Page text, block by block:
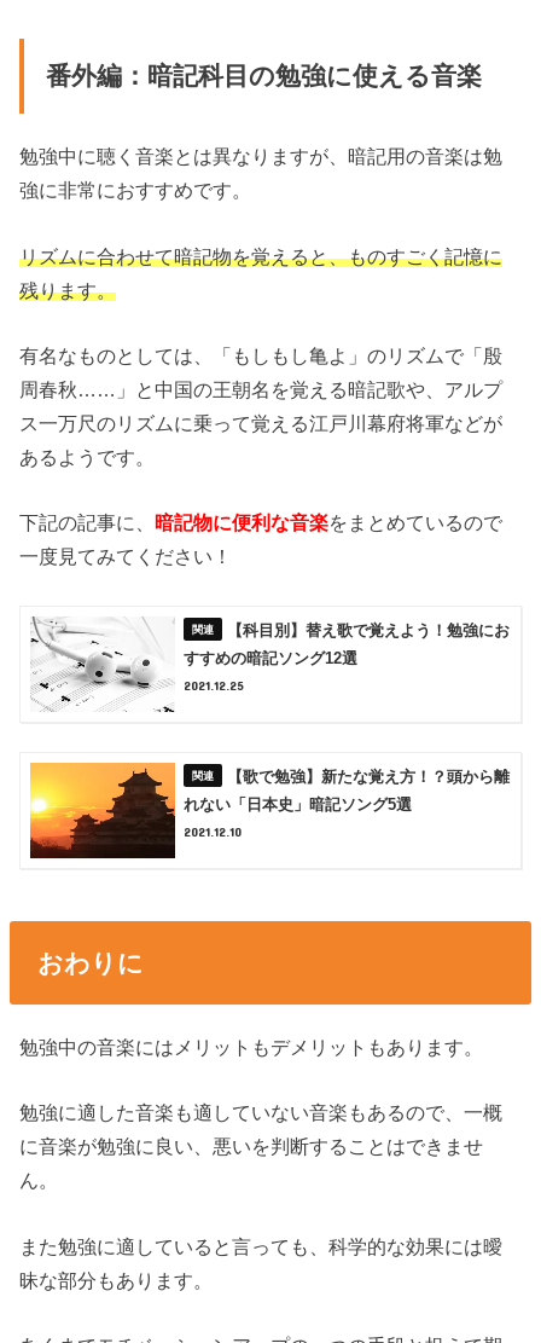
番外編：暗記科目の勉強に使える音楽
勉強中に聴く音楽とは異なりますが、暗記用の音楽は勉
強に非常におすすめです。
リズムに合わせて暗記物を覚えると、ものすごく記憶に
残ります。
有名なものとしては、「もしもし亀よ」のリズムで「殷
周春秋……」と中国の王朝名を覚える暗記歌や、アルプ
ス一万尺のリズムに乗って覚える江戸川幕府将軍などが
あるようです。
下記の記事に、 暗記物に便利な音楽をまとめているので
一度見てみてください！
【科目別】替え歌で覚えよう！勉強にお
すすめの暗記ソング12選
2021.12.25
【歌で勉強】新たな覚え方！？頭から離
れない「日本史」暗記ソング5選
2021.12.10
おわりに
勉強中の音楽にはメリットもデメリットもあります。
勉強に適した音楽も適していない音楽もあるので、一概
に音楽が勉強に良い、悪いを判断することはできませ
ん。
また勉強に適していると言っても、科学的な効果には曖
昧な部分もあります。